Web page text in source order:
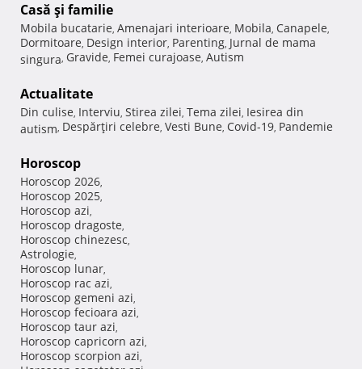
Casă şi familie
Mobila bucatarie, Amenajari interioare, Mobila, Canapele,
Dormitoare, Design interior, Parenting, Jurnal de mama
singura, Gravide, Femei curajoase, Autism
Actualitate
Din culise, Interviu, Stirea zilei, Tema zilei, Iesirea din
autism, Despărţiri celebre, Vesti Bune, Covid-19, Pandemie
Horoscop
Horoscop 2026,
Horoscop 2025,
Horoscop azi,
Horoscop dragoste,
Horoscop chinezesc,
Astrologie,
Horoscop lunar,
Horoscop rac azi,
Horoscop gemeni azi,
Horoscop fecioara azi,
Horoscop taur azi,
Horoscop capricorn azi,
Horoscop scorpion azi,